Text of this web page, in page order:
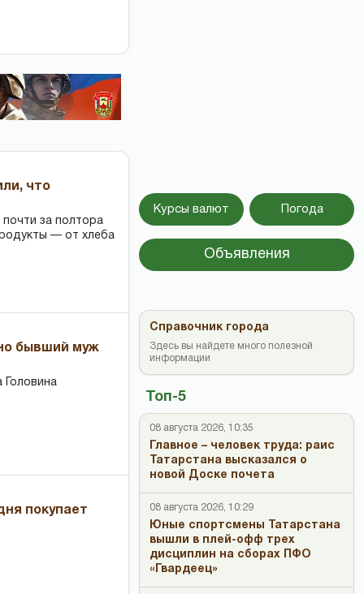
что
почти за полтора
— от хлеба
бывший муж
покупает
Курсы валют Погода
Объявления
Топ-5
08 августа 2026, 10:35
Главное – человек труда: раис
Татарстана высказался о
новой Доске почета
08 августа 2026, 10:29
Юные спортсмены Татарстана
вышли в плей-офф трех
дисциплин на сборах ПФО
«Гвардеец»
Справочник города
Здесь вы найдете много полезной
информации